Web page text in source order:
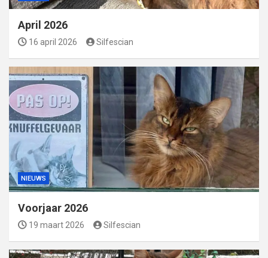
April 2026
16 april 2026 Silfescian
NIEUWS
Voorjaar 2026
19 maart 2026 Silfescian